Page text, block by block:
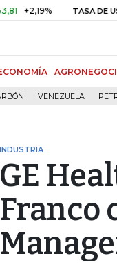
TASA DE USURA
VENEZUELA
INDUSTRIA
GE
Franco